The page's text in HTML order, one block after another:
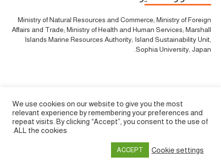
Ministry of Natural Resources and Commerce; Ministry of Foreign
Affairs and Trade; Ministry of Health and Human Services; Marshall
Islands Marine Resources Authority; Island Sustainability Unit,
Sophia University, Japan.
&Terms of Use
We use cookies on our website to give you the most
relevant experience by remembering your preferences and
repeat visits. By clicking “Accept”, you consent to the use of
ALL the cookies.
Cookie settings
ACCEPT